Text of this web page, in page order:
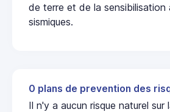
de terre et de la sensibilisation
sismiques.
0 plans de prevention des
Il n'y a aucun risque naturel sur